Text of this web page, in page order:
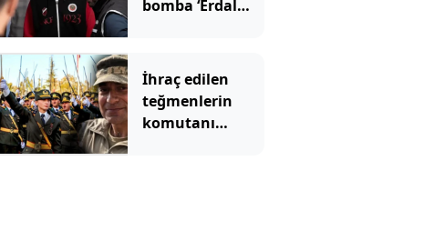
bomba ‘Erdal
İhraç edilen
teğmenlerin
komutanı